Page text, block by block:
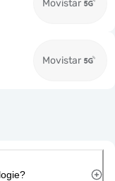
Movistar
Movistar